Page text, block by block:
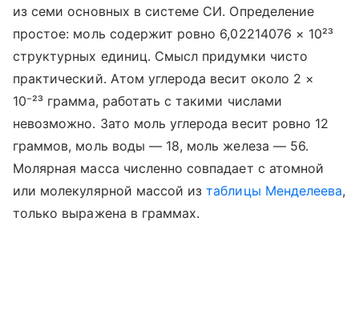
из семи основных в системе СИ. Определение
простое: моль содержит ровно 6,02214076 × 10²³
структурных единиц. Смысл придумки чисто
практический. Атом углерода весит около 2 ×
10⁻²³ грамма, работать с такими числами
невозможно. Зато моль углерода весит ровно 12
граммов, моль воды — 18, моль железа — 56.
Молярная масса численно совпадает с атомной
или молекулярной массой изтаблицы Менделеева,
только выражена в граммах.